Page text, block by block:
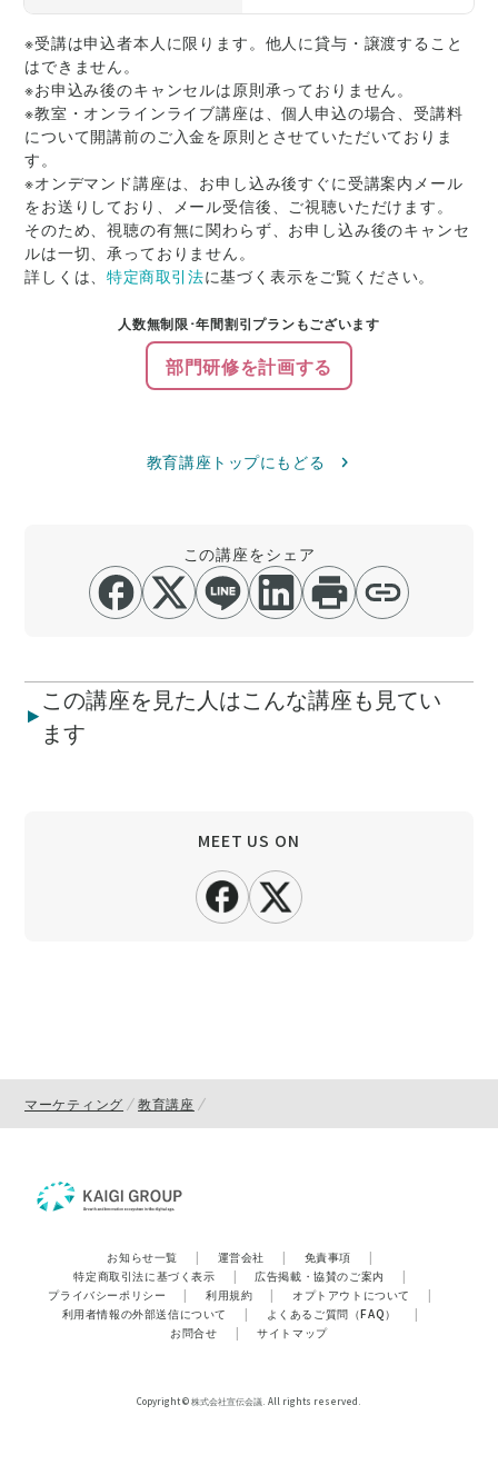
※受講は申込者本人に限ります。他人に貸与・譲渡すること
はできません。
※お申込み後のキャンセルは原則承っておりません。
※教室・オンラインライブ講座は、個人申込の場合、受講料
について開講前のご入金を原則とさせていただいておりま
す。
※オンデマンド講座は、お申し込み後すぐに受講案内メール
をお送りしており、メール受信後、ご視聴いただけます。
そのため、視聴の有無に関わらず、お申し込み後のキャンセ
ルは一切、承っておりません。
詳しくは、特定商取引法に基づく表示をご覧ください。
人数無制限･年間割引プランもございます
部門研修を計画する
教育講座トップにもどる
この講座をシェア
この講座を見た人はこんな講座も見てい
ます
MEET US ON
マーケティング 教育講座
お知らせ一覧 | 運営会社 | 免責事項
|
特定商取引法に基づく表示
| 広告掲載・協賛のご案内
|
プライバシーポリシー
| 利用規約 | オプトアウトについて
|
利用者情報の外部送信について
| よくあるご質問（FAQ）
|
お問合せ
| サイトマップ
Copyright © 株式会社宣伝会議. All rights reserved.